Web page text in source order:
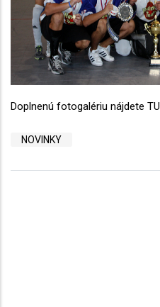
Doplnenú fotogalériu nájdete TU
NOVINKY